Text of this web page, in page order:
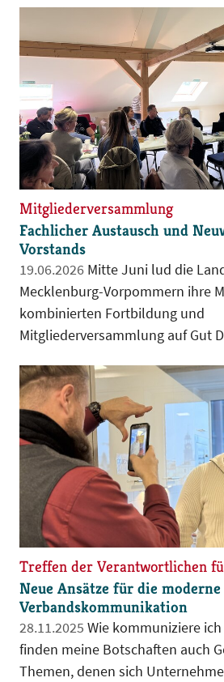
Regionalgruppe Vorpommern-
Vergangenes zurückzublicken,
würdigen und zugleich den Blick
richten.
Mitgliederversammlung
Fachlicher Austausch und
Vorstands
19.06.2026
Mecklenburg-Vorpommern ihre
kombinierten Fortbildung und
Mitgliederversammlung auf Gut
Vorstand gewählt.
Neue Ansätze für die moderne
Verbandskommunikation
28.11.2025
finden meine Botschaften auch
Themen, denen sich